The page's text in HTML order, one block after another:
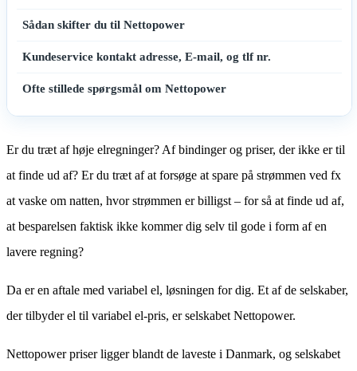
Sådan skifter du til Nettopower
Kundeservice kontakt adresse, E-mail, og tlf nr.
Ofte stillede spørgsmål om Nettopower
Er du træt af høje elregninger? Af bindinger og priser, der ikke er til
at finde ud af? Er du træt af at forsøge at spare på strømmen ved fx
at vaske om natten, hvor strømmen er billigst – for så at finde ud af,
at besparelsen faktisk ikke kommer dig selv til gode i form af en
lavere regning?
Da er en aftale med variabel el, løsningen for dig. Et af de selskaber,
der tilbyder el til variabel el-pris, er selskabet Nettopower.
Nettopower priser ligger blandt de laveste i Danmark, og selskabet